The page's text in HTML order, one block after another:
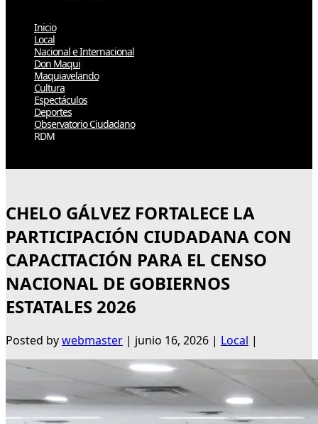
Inicio
Local
Nacional e Internacional
Don Maqui
Maquiavelando
Cultura
Espectáculos
Deportes
Observatorio Ciudadano
RDM
CHELO GÁLVEZ FORTALECE LA
PARTICIPACIÓN CIUDADANA CON
CAPACITACIÓN PARA EL CENSO
NACIONAL DE GOBIERNOS
ESTATALES 2026
Posted bywebmaster | junio 16, 2026 | Local |